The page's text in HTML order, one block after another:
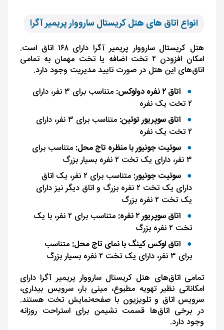
انواع اتاق های هتل کریستال سارووار پریمیر آگرا
هتل کریستال سارووار پریمیر آگرا دارای ۱۶۸ اتاق است.
امکان افزودن ۲ تخت اضافه یا تخت مهمان به تمامی
اتاق‌های این هتل در صورت تایید مدیریت وجود دارد.
اتاق ۲ نفره دولوکس:
متناسب برای ۳ نفر، دارای
۲ تخت یک نفره
اتاق سوپریور توئین:
متناسب برای ۳ نفر، دارای
۲ تخت یک نفره
سوئیت جونیور با منظره تاج محل: متناسب برای
۳ نفر، دارای یک تخت ۲ نفره بسیار بزرگ
سوئیت جونیور:
متناسب برای ۲ نفر، یک اتاق
دارای یک تخت ۲ نفره بزرگ و اتاق دیگر نیز دارای
یک تخت ۲ نفره بزرگ
اتاق سوپریور ۲ نفره:
متناسب برای ۲ نفر، با یک
تخت ۲ نفره بزرگ
اتاق لوکس کینگ با نمای تاج محل: متناسب
برای ۳ نفر، دارای یک تخت ۲ نفره بسیار بزرگ
تمامی اتاق‌های هتل کریستال سارووار پریمیر آگرا دارای
امکاناتی نظیر تهویه مطبوع، مینی بار، سرویس بیداری،
سرویس اتاق و تلویزیون با صفحه‌نمایش تخت هستند.
در برخی اتاق‌ها قسمت نشیمن برای استراحت روزانه
وجود دارد.